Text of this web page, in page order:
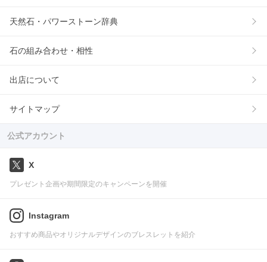
天然石・パワーストーン辞典
石の組み合わせ・相性
出店について
サイトマップ
公式アカウント
X
プレゼント企画や期間限定のキャンペーンを開催
Instagram
おすすめ商品やオリジナルデザインのブレスレットを紹介